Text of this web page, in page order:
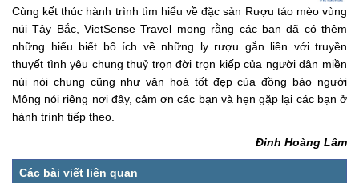
Cùng kết thúc hành trình tìm hiểu về đặc sản Rượu táo mèo vùng
núi Tây Bắc, VietSense Travel mong rằng các bạn đã có thêm
những hiểu biết bổ ích về những ly rượu gắn liền với truyền
thuyết tình yêu chung thuỷ trọn đời trọn kiếp của người dân miền
núi nói chung cũng như văn hoá tốt đẹp của đồng bào người
Mông nói riêng nơi đây, cảm ơn các bạn và hẹn gặp lại các bạn ở
hành trình tiếp theo.
Đinh Hoàng Lâm